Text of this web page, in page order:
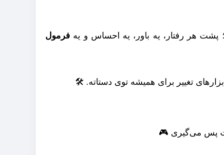
هر رفتار، یه باور، یه احساس و یه فرمول
تغییر برای همیشه توی دستاته. 🛠️
پس می‌گیری 🎮